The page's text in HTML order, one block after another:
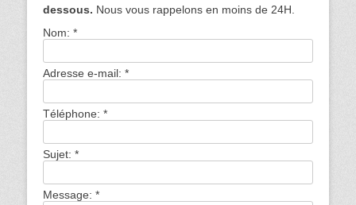
dessous. Nous vous rappelons en moins de 24H.
Nom: *
Adresse e-mail: *
Téléphone: *
Sujet: *
Message: *